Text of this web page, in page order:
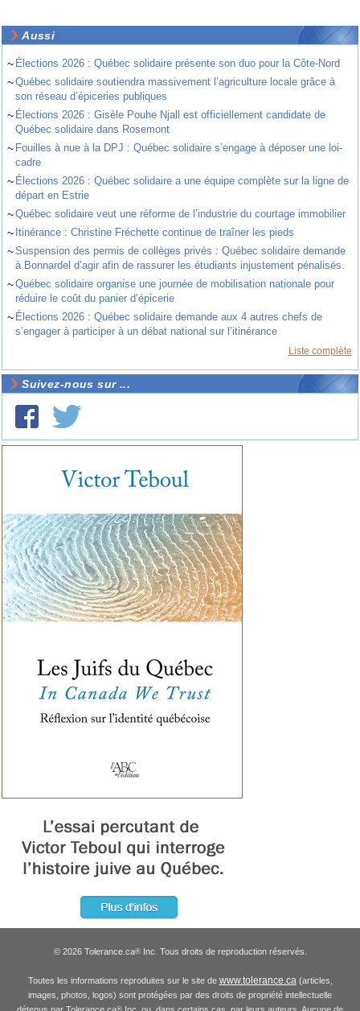
Aussi
~ Élections 2026 : Québec solidaire présente son duo pour la Côte-Nord
~Québec solidaire soutiendra massivement l’agriculture locale grâce à
son réseau d’épiceries publiques
~ Élections 2026 : Gisèle Pouhe Njall est officiellement candidate de
Québec solidaire dans Rosemont
~ Fouilles à nue à la DPJ : Québec solidaire s’engage à déposer une loi-
cadre
~ Élections 2026 : Québec solidaire a une équipe complète sur la ligne de
départ en Estrie
~Québec solidaire veut une réforme de l’industrie du courtage immobilier
~ Itinérance : Christine Fréchette continue de traîner les pieds
~Suspension des permis de collèges privés : Québec solidaire demande
à Bonnardel d’agir afin de rassurer les étudiants injustement pénalisés.
~Québec solidaire organise une journée de mobilisation nationale pour
réduire le coût du panier d’épicerie
~ Élections 2026 : Québec solidaire demande aux 4 autres chefs de
s’engager à participer à un débat national sur l’itinérance
Liste complète
Suivez-nous sur ...
© 2026 Tolerance.ca®Inc. Tous droits de reproduction réservés.
Toutes les informations reproduites sur le site de www.tolerance.ca (articles,
images, photos, logos) sont protégées par des droits de propriété intellectuelle
détenus par Tolerance.ca® Inc. ou, dans certains cas, par leurs auteurs. Aucune de